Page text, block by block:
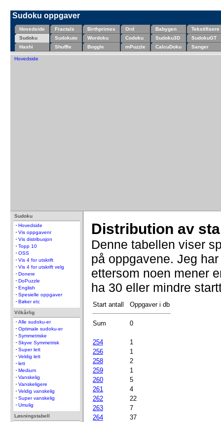
Sudoku oppgaver
Hovedside Fractals Birthprimes Ord Babygen
Tekstifisere
Sudoku
Sudokuto Wordoku Codoku Sudoku3D
SudokuGT
Hashi
Shuffle Boggle mPuzzle CalcuDoku Sanger
Hovedside
Sudoku
Hovedside
Vis oppgavenr
Vis distribusjon
Topp 10
OSS
Vis 4 for utskrift
Vis 4 for utskrift velg
Donere
DoPuzzle
English
Spesielle oppgaver
Bøker etc
Vilkårlig
Alle sudoku-er
Optimale sudoku-er
Symmetriske
Skyve Symmetrisk
Super lett
Veldig lett
lett
Medium
Vanskelig
Vanskeligere
Veldig vanskelig
Super vanskelig
Umulig
Løsningstabell
Distribution av
Denne tabellen viser
på oppgavene. Jeg
ettersom noen mener
ha 30 eller mindre
Start antall Oppgaver i db
Sum 0
254
1
256
1
258
2
259
1
260
5
261
4
262
22
263
7
264
37